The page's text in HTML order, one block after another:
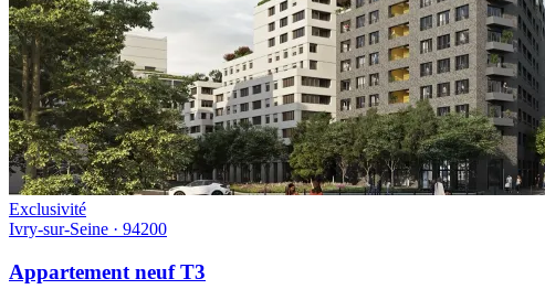
Exclusivité
Ivry-sur-Seine · 94200
Appartement neuf T3